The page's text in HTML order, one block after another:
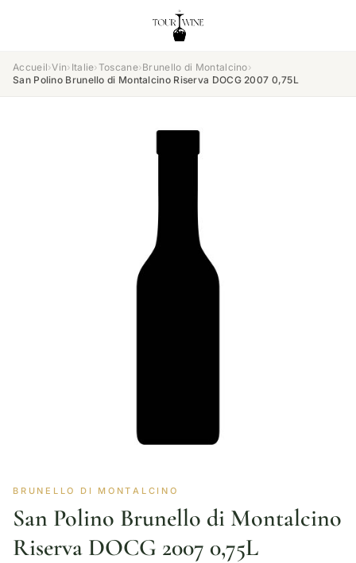
Accueil›Vin› Italie›Toscane›Brunello di Montalcino›
San Polino Brunello di Montalcino Riserva DOCG 2007 0,75L
BRUNELLO DI MONTALCINO
San Polino Brunello di Montalcino
Riserva DOCG 2007 0,75L